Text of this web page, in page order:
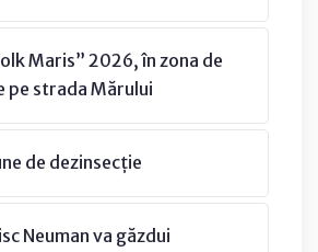
Maris” 2026, în zona de
pe strada Mărului
de dezinsecție
Neuman va găzdui